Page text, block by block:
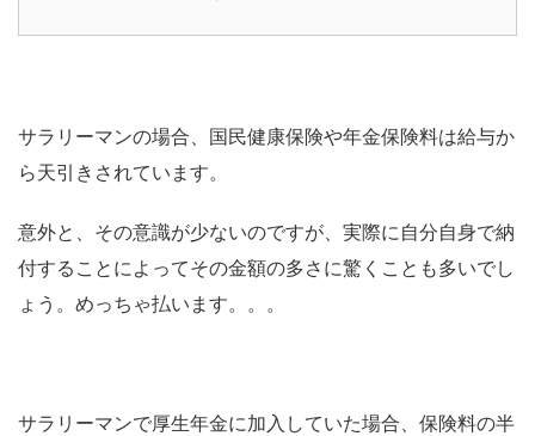
サラリーマンの場合、国民健康保険や年金保険料は給与か
ら天引きされています。
意外と、その意識が少ないのですが、実際に自分自身で納
付することによってその金額の多さに驚くことも多いでし
ょう。めっちゃ払います。。。
サラリーマンで厚生年金に加入していた場合、保険料の半